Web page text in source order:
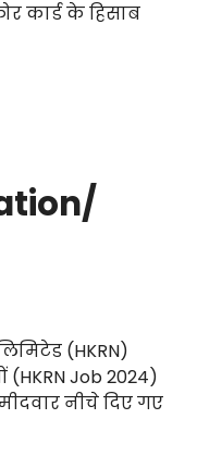
कार्ड के हिसाब
(HKRN)
(HKRN Job 2024)
नीचे दिए गए